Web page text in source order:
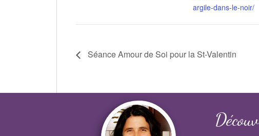
argile-dans-le-noir/
Séance Amour de Soi pour la St-Valentin